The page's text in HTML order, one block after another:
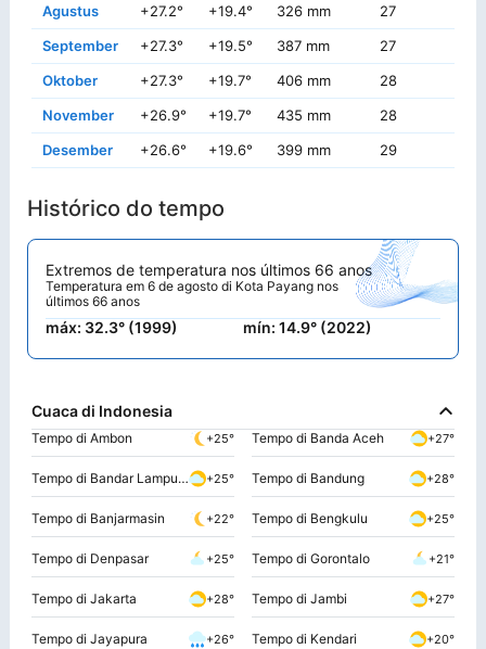
Agustus
+27.2° +19.4° 326 mm 27
September
+27.3° +19.5° 387 mm 27
Oktober
+27.3° +19.7° 406 mm 28
November
+26.9° +19.7° 435 mm 28
Desember
+26.6° +19.6° 399 mm 29
Histórico do tempo
Extremos de temperatura nos últimos 66 anos
Temperatura em 6 de agosto di Kota Payang nos
últimos 66 anos
máx: 32.3° (1999) mín: 14.9° (2022)
Cuaca di Indonesia
Tempo di Ambon +25° Tempo di Banda Aceh +27°
Tempo di Bandar Lampung +25° Tempo di Bandung +28°
Tempo di Banjarmasin +22° Tempo di Bengkulu +25°
Tempo di Denpasar +25° Tempo di Gorontalo +21°
Tempo di Jakarta +28° Tempo di Jambi +27°
Tempo di Jayapura +26° Tempo di Kendari +20°